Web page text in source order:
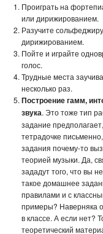
Проиграть на
или дирижированием.
Разучите
дирижированием.
Пойте и играйте
голос.
Трудные места
несколько раз.
Построение гамм,
звука. Это тоже тип
задание
тетрадочке
задания почему-то
теорией музыки. Да,
зададут того, что вы
такое домашнее
правилами и с
примеры? Наверняка
в классе. А если нет?
теоретический